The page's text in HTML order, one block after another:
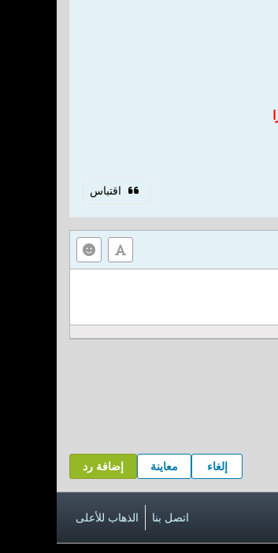
اقتباس
إضافة رد معاينة إلغاء
اتصل بنا الذهاب للأعلى